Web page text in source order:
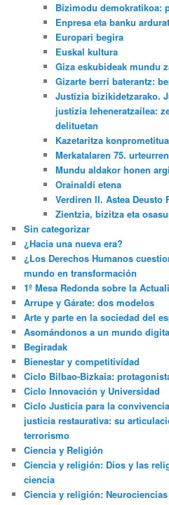
Bizimodu demokratikoa:
Enpresa eta banku
Europari begira
Euskal kultura
Giza eskubideak mundu
Gizarte berri baterantz:
Justizia bizikidetzarako.
justizia leheneratzailea:
delituetan
Kazetaritza
Merkatalaren 75.
Mundu aldakor honen
Orainaldi etena
Verdiren II. Astea Deusto
Zientzia, bizitza eta
Sin categorizar
¿Hacia una nueva era?
¿Los Derechos Humanos
mundo en transformación
1º Mesa Redonda sobre la
Arrupe y Gárate: dos modelos
Arte y parte en la sociedad del
Asomándonos a un mundo
Begiradak
Bienestar y competitividad
Ciclo Bilbao-Bizkaia:
Ciclo Innovación y Universidad
Ciclo Justicia para la
justicia restaurativa: su
terrorismo
Ciencia y Religión
Ciencia y religión: Dios y las
ciencia
Ciencia y religión: